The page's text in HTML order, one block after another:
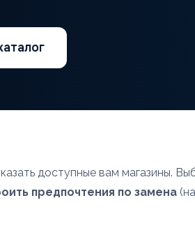
доступные вам магазины.
предпочтения по замена